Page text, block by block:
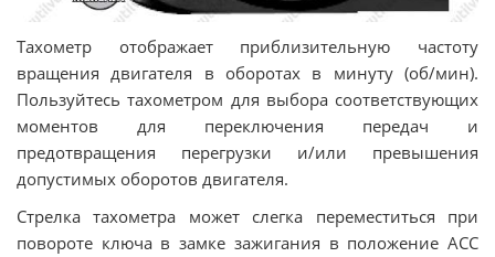
Тахометр отображает приблизительную частоту
вращения двигателя в оборотах в минуту (об/мин).
Пользуйтесь тахометром для выбора соответствующих
моментов для переключения передач и
предотвращения перегрузки и/или превышения
допустимых оборотов двигателя.
Стрелка тахометра может слегка переместиться при
повороте ключа в замке зажигания в положение ACC